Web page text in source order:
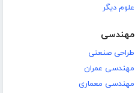
علوم دیگر
مهندسی
طراحی صنعتی
مهندسی عمران
مهندسی معماری